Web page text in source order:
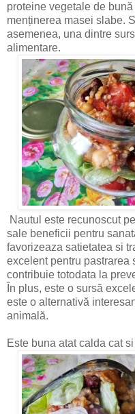
proteine ​​vegetale de
menținerea masei slabe.
asemenea, una dintre
alimentare.
Nautul este recunoscut
sale beneficii pentru
favorizeaza satietatea si
excelent pentru pastrarea
contribuie totodata la
În plus, este o sursă
este o alternativă
animală.
Este buna atat calda cat